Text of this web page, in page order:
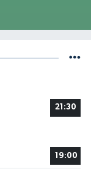
21:30
19:00